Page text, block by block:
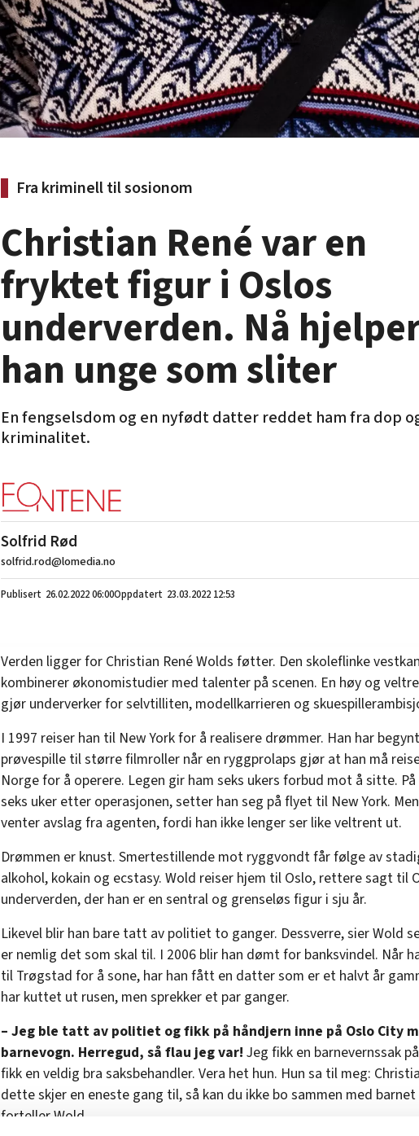
Fra kriminell til sosionom
Christian René var en
fryktet figur i Oslos
underverden. Nå
han unge som sliter
En fengselsdom og en nyfødt datter reddet ham fra dop
kriminalitet.
Solfrid Rød
solfrid.rod@lomedia.no
26.02.202206:00 23.03.2022 12:53
Verden ligger for Christian René Wolds føtter. Den skoleflinke
kombinerer økonomistudier med talenter på scenen. En høy og
gjør underverker for selvtilliten, modellkarrieren og
I 1997 reiser han til New York for å realisere drømmer. Han har
prøvespille til større filmroller når en ryggprolaps gjør at han må
Norge for å operere. Legen gir ham seks ukers forbud mot å sitte.
seks uker etter operasjonen, setter han seg på flyet til New York.
venter avslag fra agenten, fordi han ikke lenger ser like veltrent ut.
Drømmen er knust. Smertestillende mot ryggvondt får følge av
alkohol, kokain og ecstasy. Wold reiser hjem til Oslo, rettere sagt til
underverden, der han er en sentral og grenseløs figur i sju år.
Likevel blir han bare tatt av politiet to ganger. Dessverre, sier Wold
er nemlig det som skal til. I 2006 blir han dømt for banksvindel. Når
til Trøgstad for å sone, har han fått en datter som er et halvt år
har kuttet ut rusen, men sprekker et par ganger.
– Jeg ble tatt av politiet og fikk på håndjern inne på Oslo City
barnevogn. Herregud, så flau jeg var! Jeg fikk en barnevernssak
fikk en veldig bra saksbehandler. Vera het hun. Hun sa til meg:
dette skjer en eneste gang til, så kan du ikke bo sammen med
forteller Wold.